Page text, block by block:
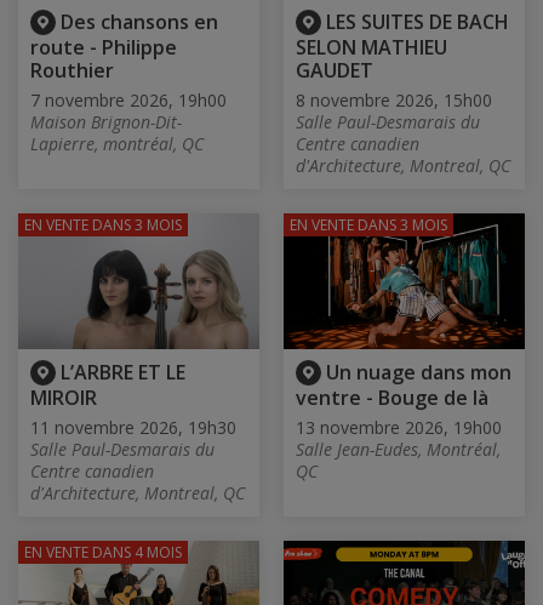
Des chansons en
route - Philippe
Routhier
7 novembre 2026, 19h00
Maison Brignon-Dit-
Lapierre, montréal, QC
LES SUITES DE BACH
SELON MATHIEU
GAUDET
8 novembre 2026, 15h00
Salle Paul-Desmarais du
Centre canadien
d'Architecture, Montreal, QC
L’ARBRE ET LE
MIROIR
11 novembre 2026, 19h30
Salle Paul-Desmarais du
Centre canadien
d'Architecture, Montreal, QC
EN VENTE DANS 3 MOIS
Un nuage dans mon
ventre - Bouge de là
13 novembre 2026, 19h00
Salle Jean-Eudes, Montréal,
QC
EN VENTE DANS 3 MOIS
EN VENTE DANS 4 MOIS